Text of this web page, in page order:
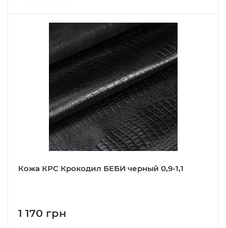
Кожа КРС Крокодил БЕБИ черный 0,9-1,1
1 170 грн